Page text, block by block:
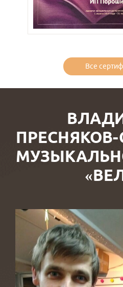
Все